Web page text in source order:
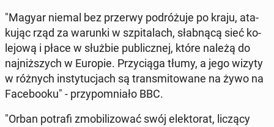
"Magyar niemal bez przerwy po­dró­żu­je po kraju, ata­
ku­jąc rząd za warunki w szpi­ta­lach, słab­ną­cą sieć ko­
le­jo­wą i płace w służbie pu­blicz­nej, które należą do
naj­niż­szych w Europie. Przy­cią­ga tłumy, a jego wizyty
w różnych in­sty­tu­cjach są trans­mi­to­wa­ne na żywo na
Fa­ce­bo­oku" - przy­po­mnia­ło BBC.
"Orban potrafi zmo­bi­li­zo­wać swój elek­to­rat, liczący